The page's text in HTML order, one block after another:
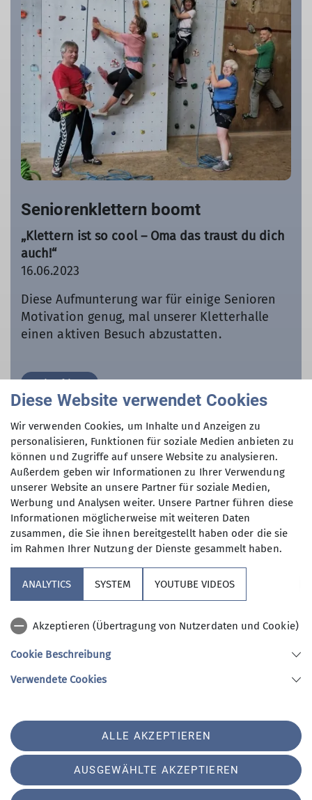
Seniorenklettern boomt
„Klettern ist so cool – Oma das traust du dich
auch!“
16.06.2023
Diese Aufmunterung war für einige Senioren
Motivation genug, mal unserer Kletterhalle
einen aktiven Besuch abzustatten.
mehr erfahren
Aktuelles
Nützliches
84140 Gangkofen
Telefon +491706359720
Diese Website verwendet Cookies
Wir verwenden Cookies, um Inhalte und Anzeigen zu
personalisieren, Funktionen für soziale Medien anbieten zu
können und Zugriffe auf unsere Website zu analysieren.
Außerdem geben wir Informationen zu Ihrer Verwendung
unserer Website an unsere Partner für soziale Medien,
Werbung und Analysen weiter. Unsere Partner führen diese
Informationen möglicherweise mit weiteren Daten
zusammen, die Sie ihnen bereitgestellt haben oder die sie
im Rahmen Ihrer Nutzung der Dienste gesammelt haben.
ANALYTICS SYSTEM YOUTUBE VIDEOS
Akzeptieren (Übertragung von Nutzerdaten und Cookie)
Cookie Beschreibung
Verwendete Cookies
ALLE AKZEPTIEREN
AUSGEWÄHLTE AKZEPTIEREN